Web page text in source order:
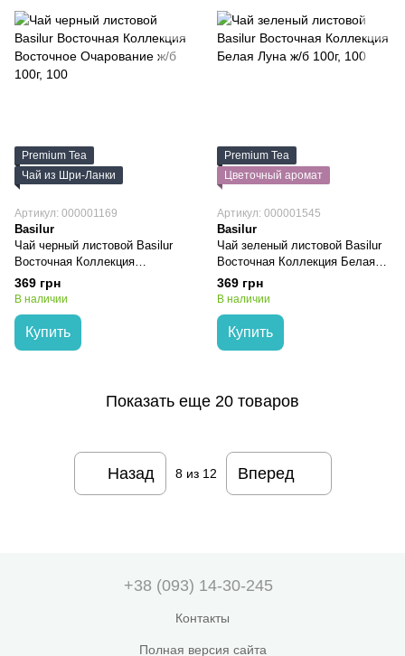
Premium Tea
Чай из Шри-Ланки
Артикул: 000001169
Basilur
Чай черный листовой Basilur
Восточная Коллекция
Восточное Очарование ж/б
100г, 100
369 грн
В наличии
Купить
Premium Tea
Цветочный аромат
Артикул: 000001545
Basilur
Чай зеленый листовой Basilur
Восточная Коллекция Белая
Луна ж/б 100г, 100
369 грн
В наличии
Купить
Показать еще 20 товаров
Назад 8из 12 Вперед
+38 (093) 14-30-245
Контакты
Полная версия сайта